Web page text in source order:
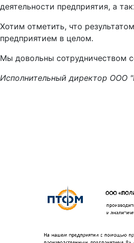
деятельности предприятия, а
Хотим отметить, что
предприятием в целом.
Мы довольны сотрудничеством
Исполнительный директор